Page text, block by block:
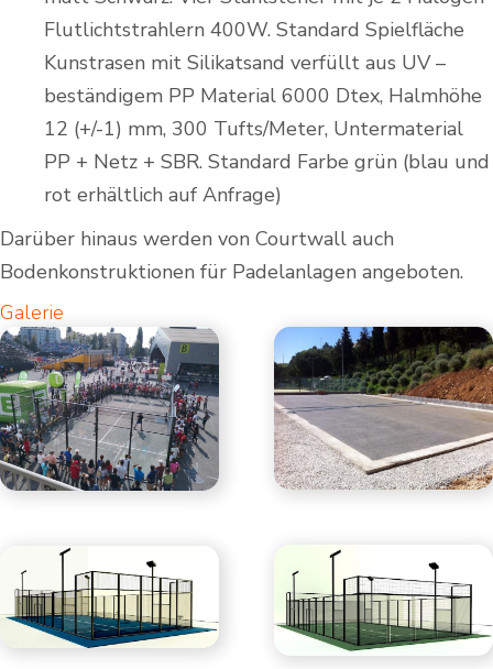
Flutlichtstrahlern 400W. Standard Spielfläche
Kunstrasen mit Silikatsand verfüllt aus UV –
beständigem PP Material 6000 Dtex, Halmhöhe
12 (+/-1) mm, 300 Tufts/Meter, Untermaterial
PP + Netz + SBR. Standard Farbe grün (blau und
rot erhältlich auf Anfrage)
Darüber hinaus werden von Courtwall auch
Bodenkonstruktionen für Padelanlagen angeboten.
Galerie